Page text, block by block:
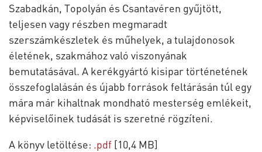
Szabadkán, Topolyán és Csantavéren gyűjtött,
teljesen vagy részben megmaradt
szerszámkészletek és műhelyek, a tulajdonosok
életének, szakmához való viszonyának
bemutatásával. A kerékgyártó kisipar történetének
összefoglalásán és újabb források feltárásán túl egy
mára már kihaltnak mondható mesterség emlékeit,
képviselőinek tudását is szeretné rögzíteni.
A könyv letöltése: .pdf [10,4 MB]